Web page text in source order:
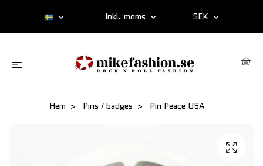
Inkl. moms SEK
Hem Pins / badges Pin Peace USA